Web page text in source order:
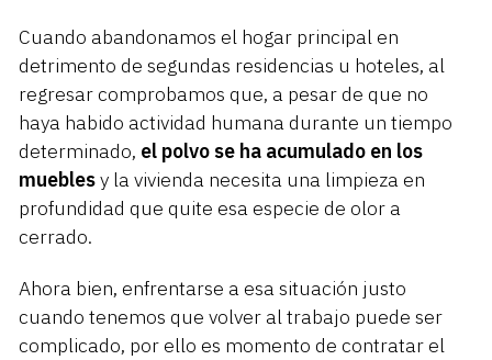
Cuando abandonamos el hogar principal en
detrimento de segundas residencias u hoteles, al
regresar comprobamos que, a pesar de que no
haya habido actividad humana durante un tiempo
determinado, el polvo se ha acumulado en los
mueblesy la vivienda necesita una limpieza en
profundidad que quite esa especie de olor a
cerrado.
Ahora bien, enfrentarse a esa situación justo
cuando tenemos que volver al trabajo puede ser
complicado, por ello es momento de contratar el